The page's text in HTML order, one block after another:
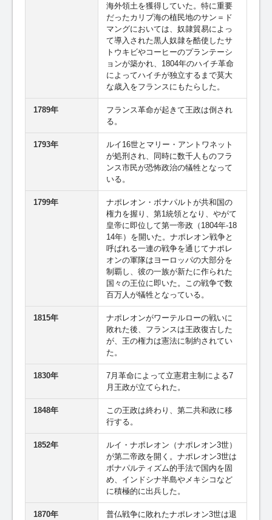
海外領土を獲得していた。特に重要
だったカリブ海の植民地のサン＝ド
マングにおいては、奴隷貿易によっ
て導入された黒人奴隷を酷使したサ
トウキビやコーヒーのプランテーシ
ョンが築かれ、1804年のハイチ革命
によってハイチが独立するまで莫大
な歳入をフランスにもたらした。
1789年
フランス革命が起きて王政は倒され
る。
1793年
ルイ16世とマリー・アントワネット
が処刑され、同時に数千人ものフラ
ンス市民が恐怖政治の犠牲となって
いる。
1799年
ナポレオン・ボナパルトが共和国の
権力を握り、第1統領となり、やがて
皇帝に即位して第一帝政（1804年-18
14年）を開いた。ナポレオン戦争と
呼ばれる一連の戦争を通じてナポレ
オンの軍隊はヨーロッパの大部分を
制覇し、彼の一族が新たに作られた
国々の王位に即いた。この戦争で数
百万人が犠牲となっている。
1815年
ナポレオンがワーテルローの戦いに
敗れた後、フランスは王政復古した
が、王の権力は憲法に制約されてい
た。
1830年
7月革命によって立憲君主制による7
月王政が立てられた。
1848年
この王政は終わり、第二共和政に移
行する。
1852年
ルイ・ナポレオン（ナポレオン3世）
が第二帝政を開く。ナポレオン3世は
ボナパルティズム的手法で国内を固
め、インドシナ半島やメキシコなど
に積極的に出兵した。
1870年
普仏戦争に敗れたナポレオン3世は退